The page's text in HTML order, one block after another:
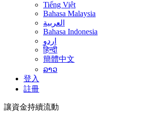
Tiếng Việt
Bahasa Malaysia
العربية
Bahasa Indonesia
اردو
हिन्दी
簡體中文
ລາວ
登入
註冊
讓資金持續流動